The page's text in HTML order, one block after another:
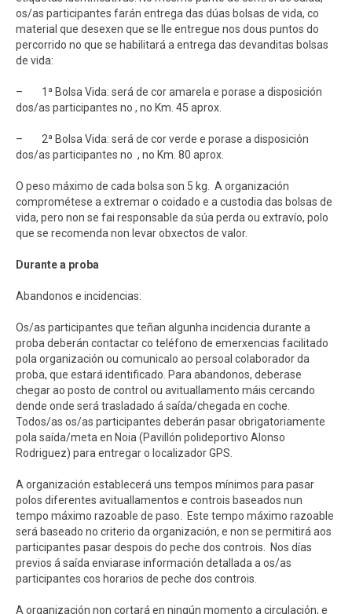
os/as participantes farán entrega das dúas bolsas de vida, co
material que desexen que se lle entregue nos dous puntos do
percorrido no que se habilitará a entrega das devanditas bolsas
de vida:
– 1ª Bolsa Vida: será de cor amarela e porase a disposición
dos/as participantes no , no Km. 45 aprox.
– 2ª Bolsa Vida: será de cor verde e porase a disposición
dos/as participantes no , no Km. 80 aprox.
O peso máximo de cada bolsa son 5 kg. A organización
comprométese a extremar o coidado e a custodia das bolsas de
vida, pero non se fai responsable da súa perda ou extravío, polo
que se recomenda non levar obxectos de valor.
Durante a proba
Abandonos e incidencias:
Os/as participantes que teñan algunha incidencia durante a
proba deberán contactar co teléfono de emerxencias facilitado
pola organización ou comunicalo ao persoal colaborador da
proba, que estará identificado. Para abandonos, deberase
chegar ao posto de control ou avituallamento máis cercando
dende onde será trasladado á saída/chegada en coche.
Todos/as os/as participantes deberán pasar obrigatoriamente
pola saída/meta en Noia (Pavillón polideportivo Alonso
Rodriguez) para entregar o localizador GPS.
A organización establecerá uns tempos mínimos para pasar
polos diferentes avituallamentos e controis baseados nun
tempo máximo razoable de paso. Este tempo máximo razoable
será baseado no criterio da organización, e non se permitirá aos
participantes pasar despois do peche dos controis. Nos días
previos á saída enviarase información detallada a os/as
participantes cos horarios de peche dos controis.
A organización non cortará en ningún momento a circulación, e